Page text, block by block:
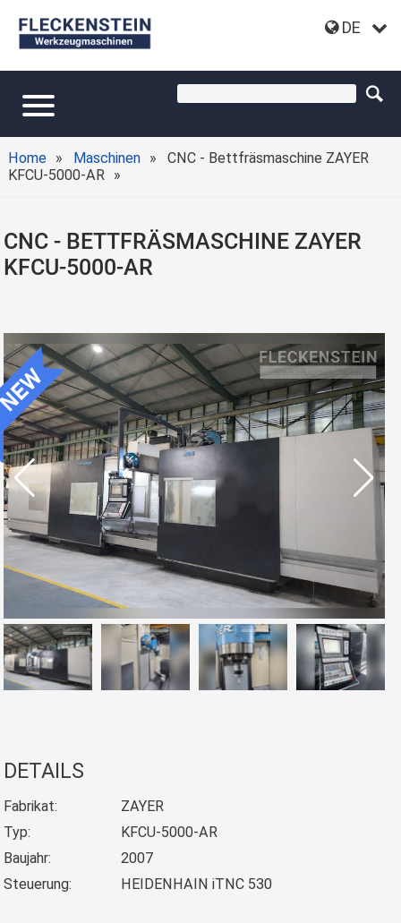
DE
Home Maschinen
CNC - Bettfräsmaschine ZAYER
KFCU-5000-AR
CNC - BETTFRÄSMASCHINE ZAYER
KFCU-5000-AR
DETAILS
Fabrikat:
ZAYER
Typ:
KFCU-5000-AR
Baujahr:
2007
Steuerung:
HEIDENHAIN iTNC 530